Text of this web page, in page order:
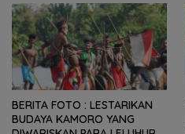
BERITA FOTO : LESTARIKAN
BUDAYA KAMORO YANG